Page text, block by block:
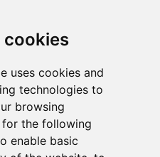
cookies
uses cookies and
technologies to
browsing
for the following
enable basic